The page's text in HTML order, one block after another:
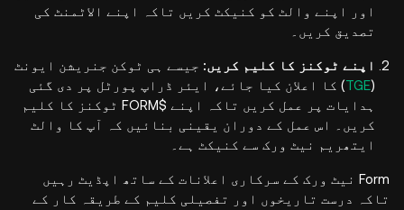
اور اپنے والٹ کو کنیکٹ کریں تاکہ اپنے الاٹمنٹ کی
تصدیق کریں۔
اپنے ٹوکنز کا کلیم کریں: جیسے ہی ٹوکن جنریشن ایونٹ
(
TGE) کا اعلان کیا جائے، ایئر ڈراپ پورٹل پر دی گئی
ہدایات پر عمل کریں تاکہ اپنے $FORM ٹوکنز کا کلیم
کریں۔ اس عمل کے دوران یقینی بنائیں کہ آپ کا والٹ
ایتھریم نیٹ ورک سے کنیکٹ ہے۔
Form نیٹ ورک کے سرکاری اعلانات کے ساتھ اپڈیٹ رہیں
تاکہ درست تاریخوں اور تفصیلی کلیم کے طریقہ کار کے